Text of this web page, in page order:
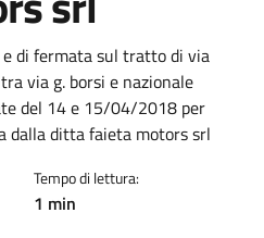
notizia
di fermata sul tratto di via
via g. borsi e nazionale
del 14 e 15/04/2018 per
dalla ditta faieta motors srl
Tempo di lettura:
1 min